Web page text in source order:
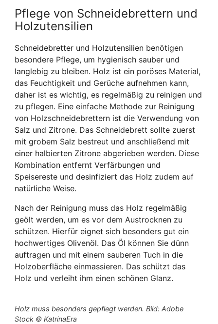
Pflege von Schneidebrettern und
Holzutensilien
Schneidebretter und Holzutensilien benötigen
besondere Pflege, um hygienisch sauber und
langlebig zu bleiben. Holz ist ein poröses Material,
das Feuchtigkeit und Gerüche aufnehmen kann,
daher ist es wichtig, es regelmäßig zu reinigen und
zu pflegen. Eine einfache Methode zur Reinigung
von Holzschneidebrettern ist die Verwendung von
Salz und Zitrone. Das Schneidebrett sollte zuerst
mit grobem Salz bestreut und anschließend mit
einer halbierten Zitrone abgerieben werden. Diese
Kombination entfernt Verfärbungen und
Speisereste und desinfiziert das Holz zudem auf
natürliche Weise.
Nach der Reinigung muss das Holz regelmäßig
geölt werden, um es vor dem Austrocknen zu
schützen. Hierfür eignet sich besonders gut ein
hochwertiges Olivenöl. Das Öl können Sie dünn
auftragen und mit einem sauberen Tuch in die
Holzoberfläche einmassieren. Das schützt das
Holz und verleiht ihm einen schönen Glanz.
Holz muss besonders gepflegt werden. Bild: Adobe
Stock © KatrinaEra